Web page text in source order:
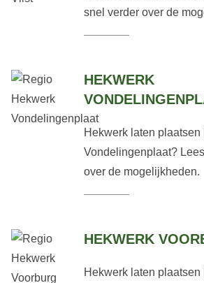
snel verder over de
HEKWERK
Hekwerk laten plaatsen
Vondelingenplaat?
over de mogelijkheden.
HEKWERK
Hekwerk laten